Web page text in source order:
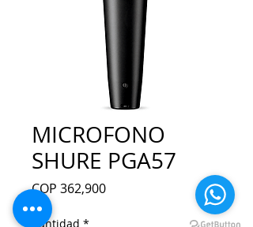
MICROFONO
SHURE PGA57
COP 362,900Precio
Cantidad *